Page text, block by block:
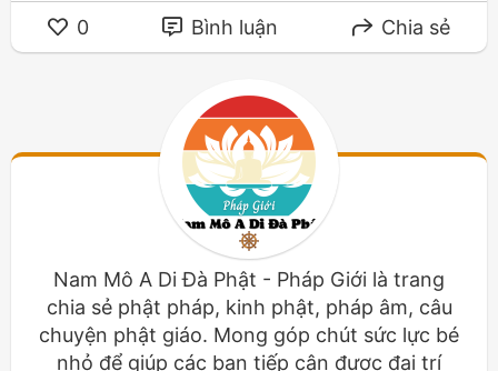
0 Bình luận Chia sẻ
Nam Mô A Di Đà Phật - Pháp Giới là trang
chia sẻ phật pháp, kinh phật, pháp âm, câu
chuyện phật giáo. Mong góp chút sức lực bé
nhỏ để giúp các bạn tiếp cận được đại trí